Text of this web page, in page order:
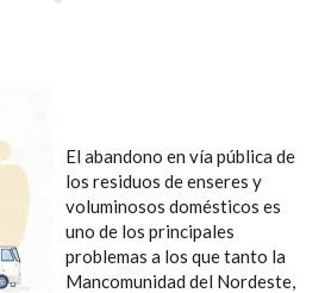
El abandono en vía pública de
los residuos de enseres y
voluminosos domésticos es
uno de los principales
problemas a los que tanto la
Mancomunidad del Nordeste,